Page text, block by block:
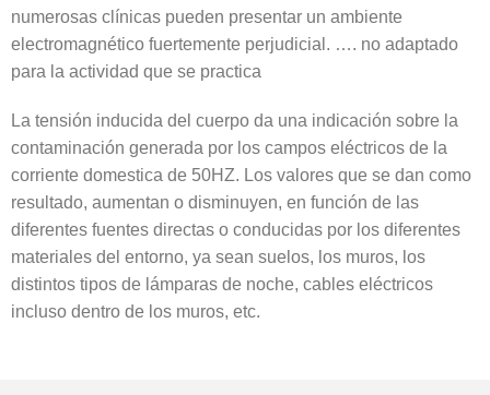
numerosas clínicas pueden presentar un ambiente
electromagnético fuertemente perjudicial. …. no adaptado
para la actividad que se practica
La tensión inducida del cuerpo da una indicación sobre la
contaminación generada por los campos eléctricos de la
corriente domestica de 50HZ. Los valores que se dan como
resultado, aumentan o disminuyen, en función de las
diferentes fuentes directas o conducidas por los diferentes
materiales del entorno, ya sean suelos, los muros, los
distintos tipos de lámparas de noche, cables eléctricos
incluso dentro de los muros, etc.